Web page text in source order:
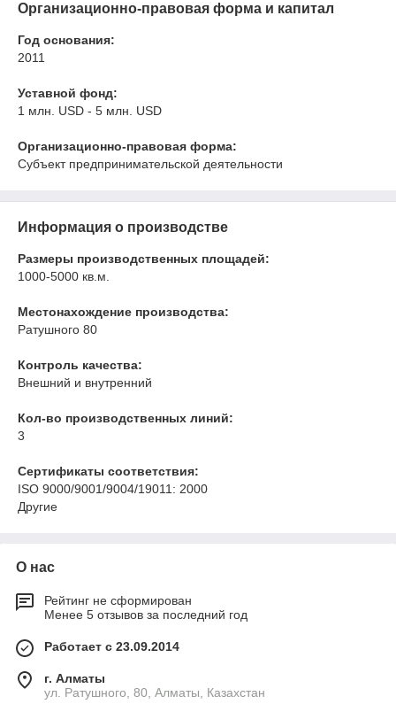
Организационно-правовая форма и капитал
Год основания:
2011
Уставной фонд:
1 млн. USD - 5 млн. USD
Организационно-правовая форма:
Субъект предпринимательской деятельности
Информация о производстве
Размеры производственных площадей:
1000-5000 кв.м.
Местонахождение производства:
Ратушного 80
Контроль качества:
Внешний и внутренний
Кол-во производственных линий:
3
Сертификаты соответствия:
ISO 9000/9001/9004/19011: 2000
Другие
О нас
Рейтинг не сформирован
Менее 5 отзывов за последний год
Работает с 23.09.2014
г. Алматы
ул. Ратушного, 80, Алматы, Казахстан